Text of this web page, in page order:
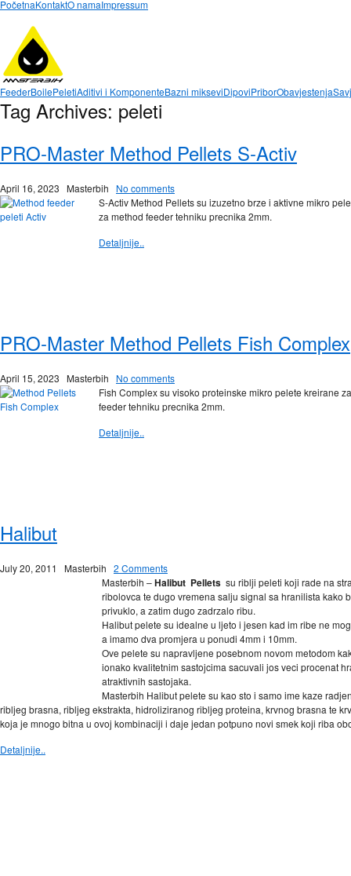
PočetnaKontaktO namaImpressum
FeederBoilePeletiAditivi i KomponenteBazni mikseviDipoviPriborObavjestenja
Tag Archives: peleti
PRO-Master Method Pellets S-Activ
April 16, 2023 Masterbih
No comments
S-Activ Method Pellets su izuzetno brze i aktivne mikro
za method feeder tehniku precnika 2mm.
Detaljnije..
PRO-Master Method Pellets Fish Complex
April 15, 2023 Masterbih
No comments
Fish Complex su visoko proteinske mikro pelete kreirane
feeder tehniku precnika 2mm.
Detaljnije..
Halibut
July 20, 2011 Masterbih 2 Comments
Masterbih –Halibut Pellets su riblji peleti koji rade na
ribolovca te dugo vremena salju signal sa hranilista kako
privuklo, a zatim dugo zadrzalo ribu.
Halibut pelete su idealne u ljeto i jesen kad im ribe ne
a imamo dva promjera u ponudi 4mm i 10mm.
Ove pelete su napravljene posebnom novom metodom
ionako kvalitetnim sastojcima sacuvali jos veci procenat
atraktivnih sastojaka.
Masterbih Halibut pelete su kao sto i samo ime kaze
ribljeg brasna, ribljeg ekstrakta, hidroliziranog ribljeg proteina, krvnog brasna te
koja je mnogo bitna u ovoj kombinaciji i daje jedan potpuno novi smek koji riba
Detaljnije..